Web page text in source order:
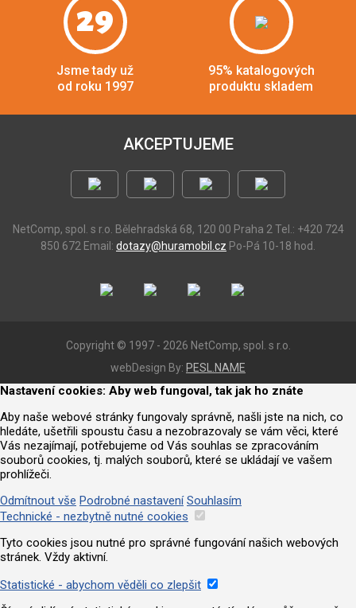
29
Jsme tady už
od roku 1997
95% katalogových
produktu skladem
AKCEPTUJEME
NetComp, spol. s r.o. Bělehradská 68, 120 00 Praha 2 Tel.: +420 724
850 672 Email: dotazy@huramobil.cz Po-Pá 10-18 hod.
Copyright © 1997 - 2026 NetComp, spol. s r.o.
webDesign By: PESL.NAME
Nastavení cookies: Aby web fungoval, tak jak ho znáte
Aby naše webové stránky fungovaly správně, našli jste na nich, co
hledáte, ušetřili spoustu času a nezobrazovaly se vám věci, které
Vás nezajímají, potřebujeme od Vás souhlas se zpracováním
souborů cookies, tj. malých souborů, které se ukládají ve vašem
prohlížeči.
Odmítnout vše Podrobné nastavení Souhlasím
Technické - nezbytně nutné cookies
Tyto cookies jsou nutné pro správné fungování našich webových
stránek. Vždy aktivní.
Statistické - abychom věděli co zlepšit